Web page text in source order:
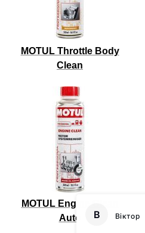
MOTUL Throttle Body
Clean
MOTUL Engine Clean
Auto